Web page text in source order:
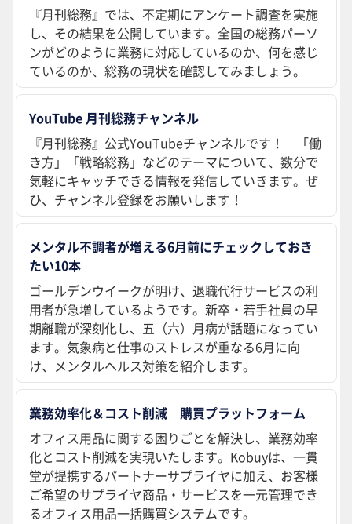
『月刊総務』では、不定期にアンケート調査を実施
し、その結果を公開しています。全国の総務パーソ
ンがどのように業務に対応しているのか、何を感じ
ているのか、総務の現状を確認してみましょう。
YouTube 月刊総務チャンネル
『月刊総務』公式YouTubeチャンネルです！ 「働
き方」「戦略総務」などのテーマについて、数分で
気軽にキャッチできる情報を発信していきます。ぜ
ひ、チャンネル登録をお願いします！
メンタル不調者が増える6月前にチェックしておき
たい10本
ゴールデンウイークが明け、退職代行サービスの利
用者が急増しているようです。新卒・若手社員の早
期離職が深刻化し、五（六）月病が話題になってい
ます。気象病と仕事のストレスが重なる6月に向
け、メンタルヘルス対策を紹介します。
業務効率化＆コスト削減 購買プラットフォーム
オフィス用品に関する困りごとを解決し、業務効率
化とコスト削減を実現いたします。Kobuyは、一貫
堂が提携するパートナーサプライヤに加え、お客様
ご希望のサプライヤ商品・サービスを一元管理でき
るオフィス用品一括購買システムです。